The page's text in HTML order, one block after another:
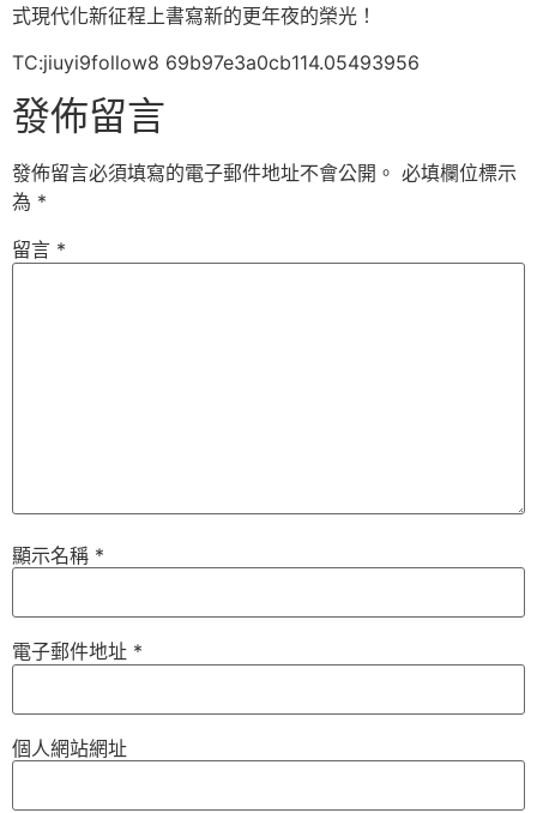
式現代化新征程上書寫新的更年夜的榮光！
TC:jiuyi9follow8 69b97e3a0cb114.05493956
發佈留言
發佈留言必須填寫的電子郵件地址不會公開。 必填欄位標示
為 *
留言 *
顯示名稱 *
電子郵件地址 *
個人網站網址